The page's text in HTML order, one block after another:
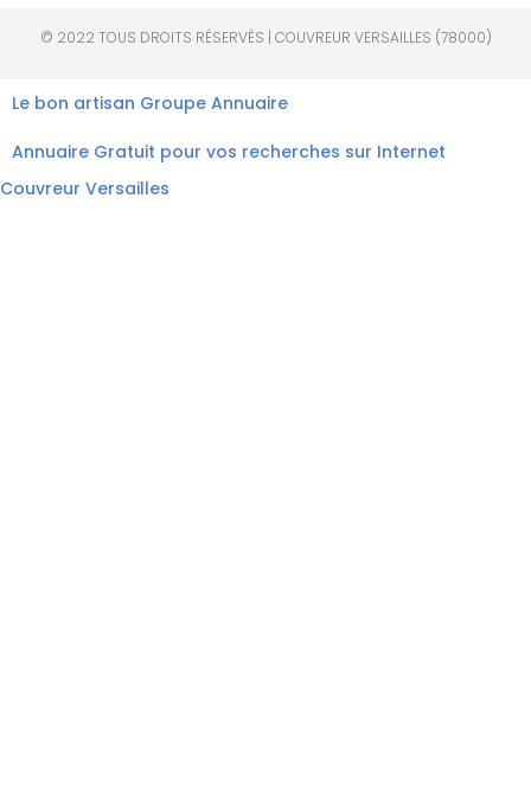
© 2022 TOUS DROITS RÉSERVÉS | COUVREUR VERSAILLES (78000)
Le bon artisan Groupe Annuaire
Annuaire Gratuit pour vos recherches sur Internet
Couvreur Versailles